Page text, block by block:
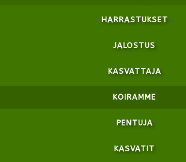
HARRASTUKSET
JALOSTUS
KASVATTAJA
KOIRAMME
PENTUJA
KASVATIT